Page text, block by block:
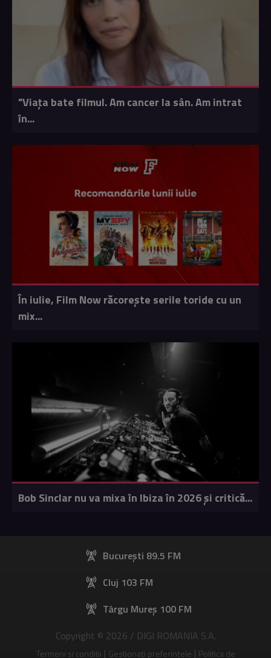
"Viața bate filmul. Am cancer la sân. Am intrat
în...
În iulie, Film Now răcorește serile toride cu un
mix...
Bob Sinclar nu va mixa în Ibiza în 2026 și critică...
București 89.5 FM
Cluj 103 FM
Târgu Mureș 100 FM
Copyright © 2026 / DIGI ROMANIA S.A.
Termeni si conditii | Gestionați preferințele | Politica de